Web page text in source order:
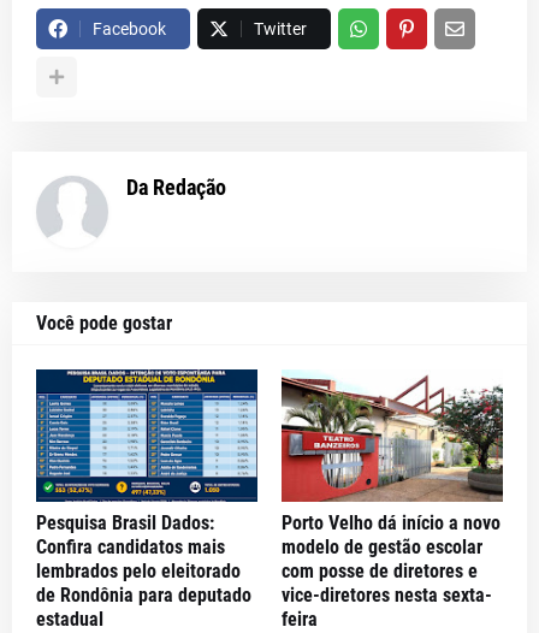
Facebook Twitter
Da Redação
Você pode gostar
Pesquisa Brasil Dados:
Confira candidatos mais
lembrados pelo eleitorado
de Rondônia para deputado
estadual
Porto Velho dá início a novo
modelo de gestão escolar
com posse de diretores e
vice-diretores nesta sexta-
feira